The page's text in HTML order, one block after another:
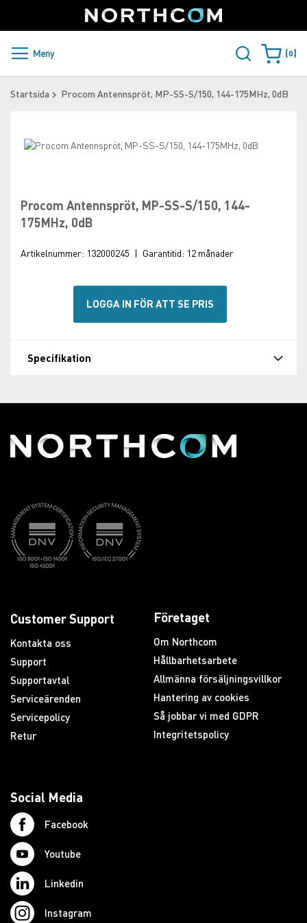
to
Content
Sweden
PRODUKTER OCH LÖSNINGAR
ÅTERFÖRSÄLJARE
LADDA NER
Meny Varukorgen
0
Startsida Procom Antennspröt, MP-SS-S/150, 144-175MHz, 0dB
Procom Antennspröt, MP-SS-S/150, 144-
175MHz, 0dB
Artikelnummer: 132000245 | Garantitid: 12 månader
LOGGA IN FÖR ATT SE PRIS
Skip
of
the
images
beginning
of
the
gallery
Specifikation
Customer Support
Kontakta oss
Support
Supportavtal
Serviceärenden
Servicepolicy
Retur
Företaget
Om Northcom
Hållbarhetsarbete
Allmänna försäljningsvillkor
Hantering av cookies
Så jobbar vi med GDPR
Integritetspolicy
Social Media
Facebook
Youtube
Linkedin
Instagram